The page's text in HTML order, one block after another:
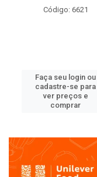
Código: 6621
Faça seu login ou
cadastre-se para
ver preços e
comprar